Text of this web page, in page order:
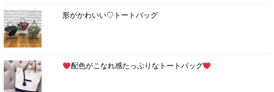
形がかわいい♡トートバッグ
配色がこなれ感たっぷりなトートバッグ